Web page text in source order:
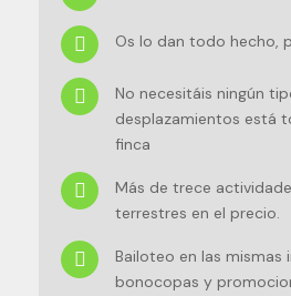
Os lo dan todo hecho,
No necesitáis ningún
desplazamientos está
finca
Más de trece
terrestres en el precio.
Bailoteo en las mismas
bonocopas y